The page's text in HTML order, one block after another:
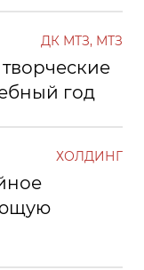
ДК МТЗ, МТЗ
год
ХОЛДИНГ